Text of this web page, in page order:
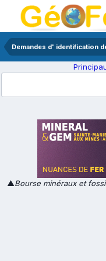
Demandes d' identification
▲Bourse minéraux et